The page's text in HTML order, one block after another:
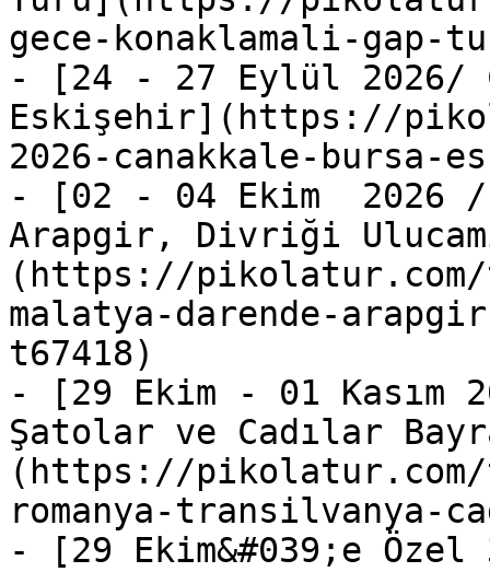
gece-konaklamali-gap-
- [24 - 27 Eylül 2026/
Eskişehir](https://
2026-canakkale-bursa-
- [02 - 04 Ekim  2026 /
Arapgir, Divriği
(https://pikolatur.com/
malatya-darende-
t67418)
- [29 Ekim - 01 Kasım
Şatolar ve Cadılar
(https://pikolatur.com/
romanya-transilvanya-
- [29 Ekim&#039;e Özel